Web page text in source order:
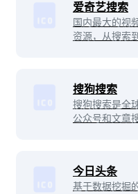
爱奇艺搜索
国内最大的视
资源，从搜索
搜狗搜索
搜狗搜索是全
公众号和文章
今日头条
基于数据挖掘